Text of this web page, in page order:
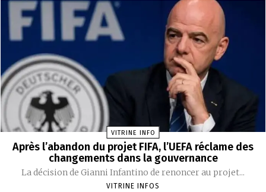
VITRINE INFO
Après l’abandon du projet FIFA, l’UEFA réclame des
changements dans la gouvernance
La décision de Gianni Infantino de renoncer au projet...
VITRINE INFOS